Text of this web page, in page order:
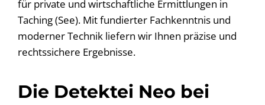
für private und wirtschaftliche Ermittlungen in
Taching (See). Mit fundierter Fachkenntnis und
moderner Technik liefern wir Ihnen präzise und
rechtssichere Ergebnisse.
Die Detektei Neo bei